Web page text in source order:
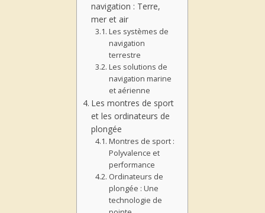
navigation : Terre,
mer et air
Les systèmes de
navigation
terrestre
Les solutions de
navigation marine
et aérienne
Les montres de sport
et les ordinateurs de
plongée
Montres de sport :
Polyvalence et
performance
Ordinateurs de
plongée : Une
technologie de